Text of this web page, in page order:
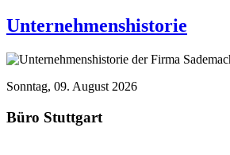
Unternehmenshistorie
Sonntag, 09. August 2026
Büro Stuttgart